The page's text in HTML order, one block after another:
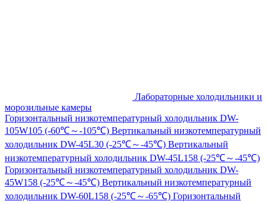
Лабораторные холодильники и
морозильные камеры
Горизонтальный низкотемпературный холодильник DW-
105W105 (-60℃～-105℃) Вертикальный низкотемпературный
холодильник DW-45L30 (-25℃～-45℃) Вертикальный
низкотемпературный холодильник DW-45L158 (-25℃～-45℃)
Горизонтальный низкотемпературный холодильник DW-
45W158 (-25℃～-45℃) Вертикальный низкотемпературный
холодильник DW-60L158 (-25℃～-65℃) Горизонтальный